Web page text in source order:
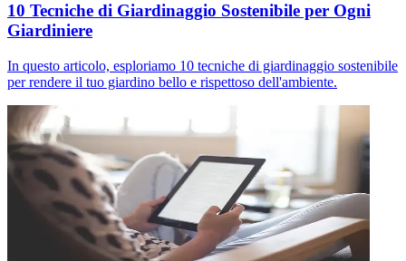
10 Tecniche di Giardinaggio Sostenibile per Ogni
Giardiniere
In questo articolo, esploriamo 10 tecniche di giardinaggio sostenibile
per rendere il tuo giardino bello e rispettoso dell'ambiente.